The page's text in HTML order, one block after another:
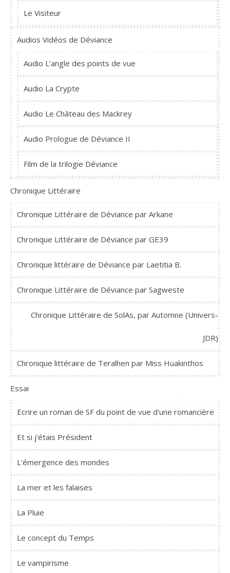
Le Visiteur
Audios Vidéos de Déviance
Audio L'angle des points de vue
Audio La Crypte
Audio Le Château des Mackrey
Audio Prologue de Déviance II
Film de la trilogie Déviance
Chronique Littéraire
Chronique Littéraire de Déviance par Arkane
Chronique Littéraire de Déviance par GE39
Chronique littéraire de Déviance par Laetitia B.
Chronique Littéraire de Déviance par Sagweste
Chronique Littéraire de SolAs, par Automne (Univers-
JDR)
Chronique littéraire de Teralhen par Miss Huakinthos
Essai
Ecrire un roman de SF du point de vue d'une romancière
Et si j'étais Président
L'émergence des mondes
La mer et les falaises
La Pluie
Le concept du Temps
Le vampirisme